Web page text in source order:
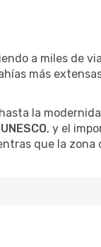
a miles de
más
la
, y el
que la zona